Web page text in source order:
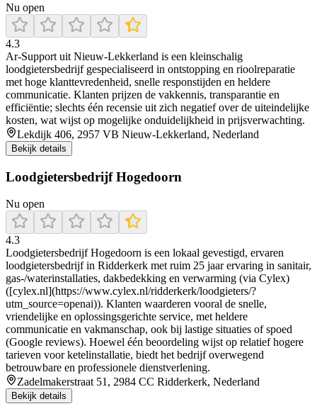
Nu open
4.3
Ar‑Support uit Nieuw‑Lekkerland is een kleinschalig
loodgietersbedrijf gespecialiseerd in ontstopping en rioolreparatie
met hoge klanttevredenheid, snelle responstijden en heldere
communicatie. Klanten prijzen de vakkennis, transparantie en
efficiëntie; slechts één recensie uit zich negatief over de uiteindelijke
kosten, wat wijst op mogelijke onduidelijkheid in prijsverwachting.
Lekdijk 406, 2957 VB Nieuw-Lekkerland, Nederland
Bekijk details
Loodgietersbedrijf Hogedoorn
Nu open
4.3
Loodgietersbedrijf Hogedoorn is een lokaal gevestigd, ervaren
loodgietersbedrijf in Ridderkerk met ruim 25 jaar ervaring in sanitair,
gas-/waterinstallaties, dakbedekking en verwarming (via Cylex)
([cylex.nl](https://www.cylex.nl/ridderkerk/loodgieters/?
utm_source=openai)). Klanten waarderen vooral de snelle,
vriendelijke en oplossingsgerichte service, met heldere
communicatie en vakmanschap, ook bij lastige situaties of spoed
(Google reviews). Hoewel één beoordeling wijst op relatief hogere
tarieven voor ketelinstallatie, biedt het bedrijf overwegend
betrouwbare en professionele dienstverlening.
Zadelmakerstraat 51, 2984 CC Ridderkerk, Nederland
Bekijk details